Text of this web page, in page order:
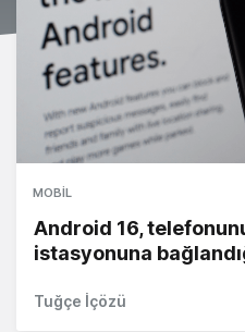
MOBIL
Android 16,
istasyonuna
Tuğçe İçözü